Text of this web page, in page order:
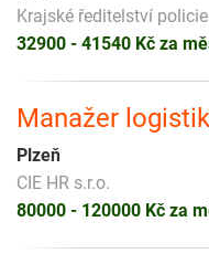
Krajské ředitelství
32900 - 41540 Kč za
Manažer
Plzeň
CIE HR s.r.o.
80000 - 120000 Kč za